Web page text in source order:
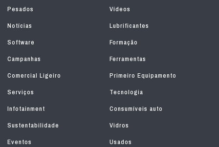
Pesados
Vídeos
Notícias
Lubrificantes
Software
Formação
Campanhas
Ferramentas
Comercial Ligeiro
Primeiro Equipamento
Serviços
Tecnologia
Infotainment
Consumíveis auto
Sustentabilidade
Vidros
Eventos
Usados